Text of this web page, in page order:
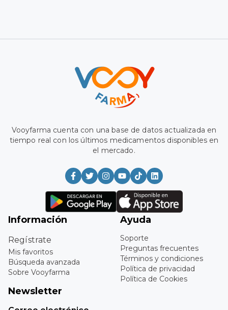
Vooyfarma cuenta con una base de datos actualizada en
tiempo real con los últimos medicamentos disponibles en
el mercado.
Información
Regístrate
Mis favoritos
Búsqueda avanzada
Sobre Vooyfarma
Ayuda
Soporte
Preguntas frecuentes
Términos y condiciones
Política de privacidad
Política de Cookies
Newsletter